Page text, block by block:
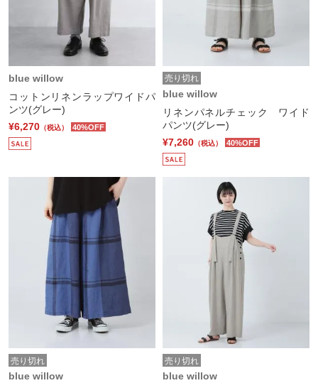
blue willow
コットンリネンラップワイドパ
ンツ(グレー)
¥6,270 （税込） 40%OFF
売り切れ
blue willow
リネンパネルチェック ワイド
パンツ(グレー)
¥7,260 （税込） 40%OFF
売り切れ
blue willow
売り切れ
blue willow